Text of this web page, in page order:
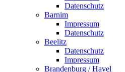
Datenschutz
Barnim
Impressum
Datenschutz
Beelitz
Datenschutz
Impressum
Brandenburg / Havel